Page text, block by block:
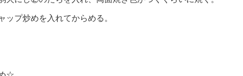
プ炒めを入れてからめる。